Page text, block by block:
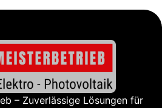
– Zuverlässige Lösungen für